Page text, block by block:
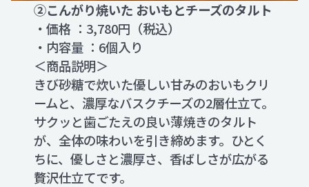
②こんがり焼いた おいもとチーズのタルト
・価格 ：3,780円（税込）
・内容量 ：6個入り
＜商品説明＞
きび砂糖で炊いた優しい甘みのおいもクリ
ームと、濃厚なバスクチーズの2層仕立て。
サクッと歯ごたえの良い薄焼きのタルト
が、全体の味わいを引き締めます。ひとく
ちに、優しさと濃厚さ、香ばしさが広がる
贅沢仕立てです。